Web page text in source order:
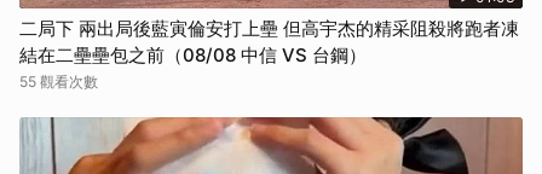
二局下 兩出局後藍寅倫安打上壘 但高宇杰的精采阻殺將跑者凍
結在二壘壘包之前（08/08 中信 VS 台鋼）
55 觀看次數